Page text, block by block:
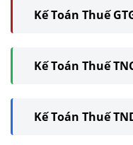
Kế Toán Thuế
Kế Toán Thuế
Kế Toán Thuế